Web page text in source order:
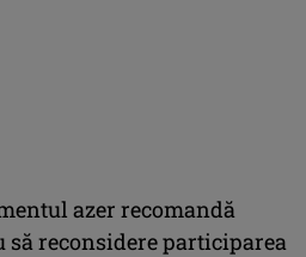
azer recomandă
reconsidere participarea